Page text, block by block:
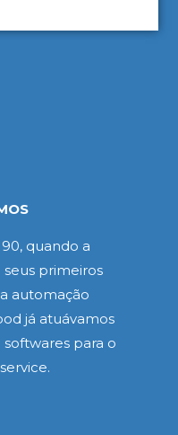
quando a
primeiros
automação
já atuávamos
para o